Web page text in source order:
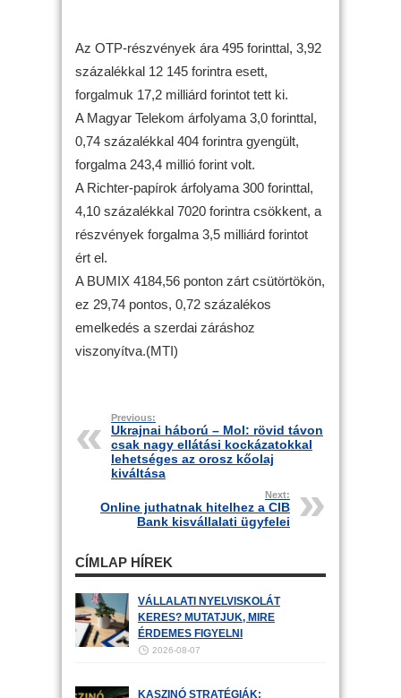
Az OTP-részvények ára 495 forinttal, 3,92
százalékkal 12 145 forintra esett,
forgalmuk 17,2 milliárd forintot tett ki.
A Magyar Telekom árfolyama 3,0 forinttal,
0,74 százalékkal 404 forintra gyengült,
forgalma 243,4 millió forint volt.
A Richter-papírok árfolyama 300 forinttal,
4,10 százalékkal 7020 forintra csökkent, a
részvények forgalma 3,5 milliárd forintot
ért el.
A BUMIX 4184,56 ponton zárt csütörtökön,
ez 29,74 pontos, 0,72 százalékos
emelkedés a szerdai záráshoz
viszonyítva.(MTI)
Previous:
Ukrajnai háború – Mol: rövid távon
csak nagy ellátási kockázatokkal
lehetséges az orosz kőolaj
kiváltása
Next:
Online juthatnak hitelhez a CIB
Bank kisvállalati ügyfelei
CÍMLAP HÍREK
VÁLLALATI NYELVISKOLÁT
KERES? MUTATJUK, MIRE
ÉRDEMES FIGYELNI
2026-08-07
KASZINÓ STRATÉGIÁK: